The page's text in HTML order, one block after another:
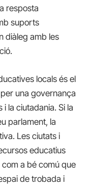
resposta
suports
diàleg amb les
locals és el
una governança
la ciutadania. Si la
parlament, la
Les ciutats i
educatius
com a bé comú que
de trobada i